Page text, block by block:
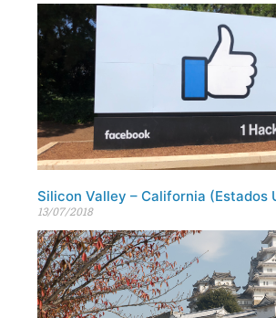
Silicon Valley – California (Estados
13/07/2018